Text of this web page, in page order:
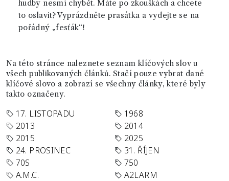
hudby nesmí chybět. Máte po zkouškách a chcete
to oslavit? Vyprázdněte prasátka a vydejte se na
pořádný „fesťák“!
Na této stránce naleznete seznam klíčových slov u
všech publikovaných článků. Stačí pouze vybrat dané
klíčové slovo a zobrazí se všechny články, které byly
takto označeny.
17. LISTOPADU
1968
2013
2014
2015
2025
24. PROSINEC
31. ŘÍJEN
70S
750
A.M.C.
A2LARM